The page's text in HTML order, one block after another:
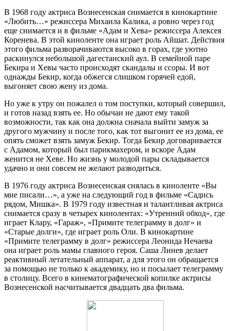
В 1968 году актриса Вознесенская снимается в кинокартине
«Любить…» режиссера Михаила Калика, а ровно через год
еще снимается и в фильме «Адам и Хева» режиссера Алексея
Коренева. В этой киноленте она играет роль Айшат. Действия
этого фильма разворачиваются высоко в горах, где уютно
раскинулся небольшой дагестанский аул. В семейной паре
Бекира и Хевы часто происходят скандалы и ссоры. И вот
однажды Бекир, когда обжегся слишком горячей едой,
выгоняет свою жену из дома.
Но уже к утру он пожалел о том поступки, который совершил,
и готов назад взять ее. Но обычаи не дают ему такой
возможности, так как она должна сначала выйти замуж за
другого мужчину и после того, как тот выгонит ее из дома, ее
опять сможет взять замуж Бекир. Тогда Бекир договаривается
с Адамом, который был парикмахером, и вскоре Адам
женится не Хеве. Но жизнь у молодой пары складывается
удачно и они совсем не желают разводиться.
В 1976 году актриса Вознесенская снялась в киноленте «Вы
мне писали…», а уже на следующий год в фильме «Садись
рядом, Мишка». В 1979 году известная и талантливая актриса
снимается сразу в четырех кинолентах: «Утренний обход», где
играет Клару, «Гараж», «Примите телеграмму в долг» и
«Старые долги», где играет роль Оли. В кинокартине
«Примите телеграмму в долг» режиссера Леонида Нечаева
она играет роль мамы главного героя. Саша Линев делает
реактивный летательный аппарат, а для этого он обращается
за помощью не только к академику, но и посылает телеграмму
в столицу. Всего в кинематографической копилке актрисы
Вознесенской насчитывается двадцать два фильма.